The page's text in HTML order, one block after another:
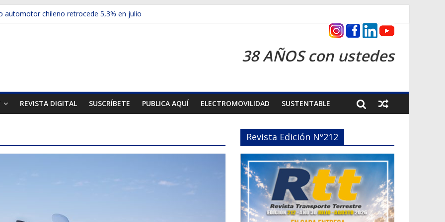
automotor chileno retrocede 5,3% en julio
presentó la recién estrenada Bolden en la Expo Compras Públicas 2026
mercado internacional en lanzar la nueva Maxus T70
38 AÑOS con ustedes
REVISTA DIGITAL SUSCRÍBETE PUBLICA AQUÍ ELECTROMOVILIDAD SUSTENTABLE
Revista Edición Nº212